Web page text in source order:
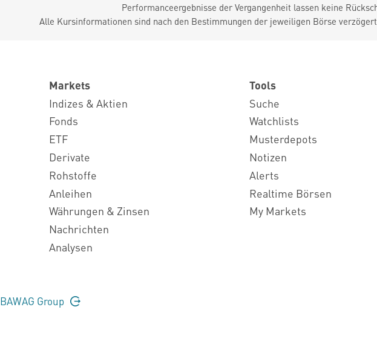
Performanceergebnisse der Vergangenheit lassen keine
Alle Kursinformationen sind nach den Bestimmungen der jeweiligen Börse
Markets
Indizes & Aktien
Fonds
ETF
Derivate
Rohstoffe
Anleihen
Währungen & Zinsen
Nachrichten
Analysen
Tools
Suche
Watchlists
Musterdepots
Notizen
Alerts
Realtime Börsen
My Markets
BAWAG Group